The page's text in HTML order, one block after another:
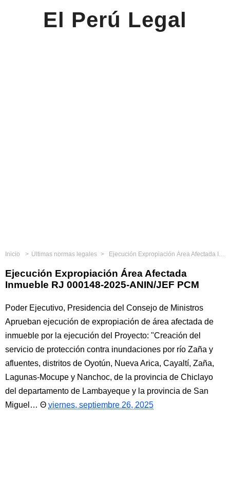
El Perú Legal
Inicio Últimas normas legales Ejecución Expropiación Área Afectada Inmueble RJ 000148-2025-ANIN/JEF PCM
Ejecución Expropiación Área Afectada
Inmueble RJ 000148-2025-ANIN/JEF PCM
Poder Ejecutivo, Presidencia del Consejo de Ministros
Aprueban ejecución de expropiación de área afectada de
inmueble por la ejecución del Proyecto: "Creación del
servicio de protección contra inundaciones por río Zaña y
afluentes, distritos de Oyotún, Nueva Arica, Cayaltí, Zaña,
Lagunas-Mocupe y Nanchoc, de la provincia de Chiclayo
del departamento de Lambayeque y la provincia de San
Miguel…
viernes, septiembre 26, 2025